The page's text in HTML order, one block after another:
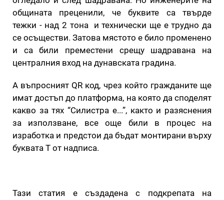
общината преценили, че буквите са твърде
тежки - над 2 тона и технически ще е трудно да
се осъществи. Затова мястото е било променено
и са били преместени срещу шадравана на
централния вход на дунавската градина.
А въпросният QR код, чрез който гражданите ще
имат достъп до платформа, на която да споделят
какво за тях “Силистра е...”, както и разяснения
за използване, все още били в процес на
изработка и предстои да бъдат монтирани върху
буквата Т от надписа.
Тази статия е създадена с подкрепата на